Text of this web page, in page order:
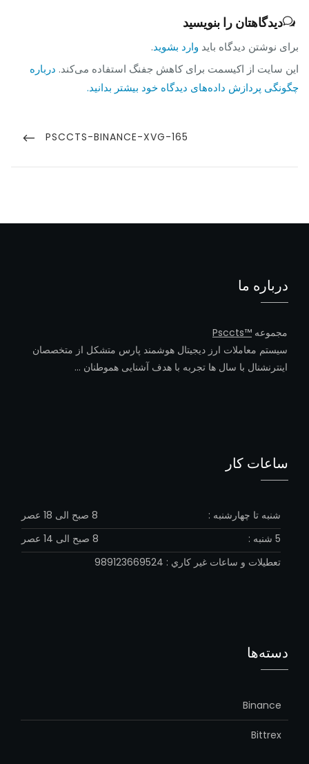
دیدگاهتان را بنویسید
برای نوشتن دیدگاه باید وارد بشوید.
این سایت از اکیسمت برای کاهش جفنگ استفاده می‌کند. درباره
چگونگی پردازش داده‌های دیدگاه خود بیشتر بدانید.
PREVIOUS
PSCCTS-BINANCE-XVG-165
درباره ما
مجموعه ™Psccts
سیستم معاملات ارز دیجیتال هوشمند پارس متشکل از متخصصان
اینترنشنال با سال ها تجربه با هدف آشنایی هموطنان …
ساعات کار
شنبه تا چهارشنبه :
8 صبح الی 18 عصر
5 شنبه :
8 صبح الی 14 عصر
تعطيلات و ساعات غير كاري : 989123669524
دسته‌ها
Binance
Bittrex